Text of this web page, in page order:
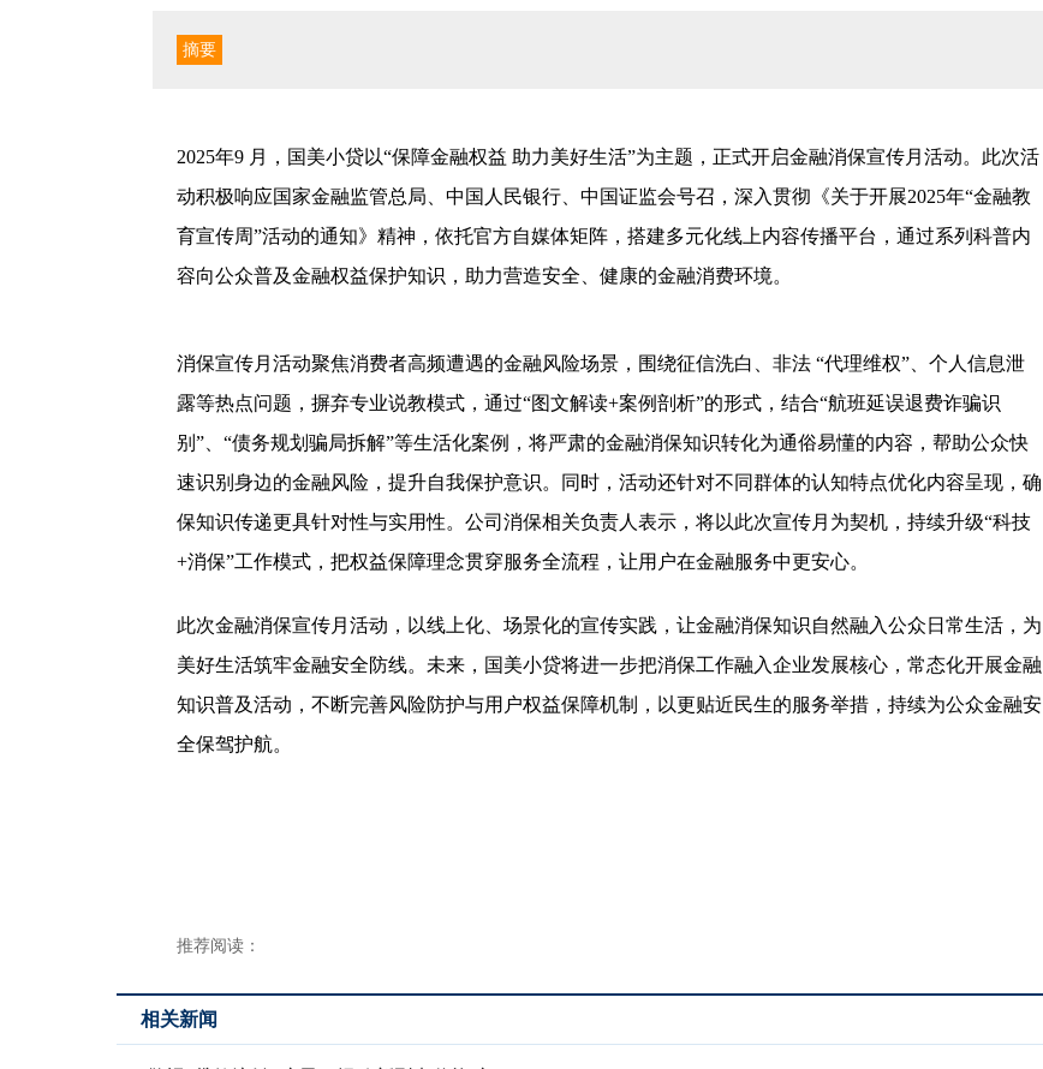
摘要
2025年9 月，国美小贷以“保障金融权益 助力美好生活”为主题，正式开启金融消保宣传月活动。此次活
动积极响应国家金融监管总局、中国人民银行、中国证监会号召，深入贯彻《关于开展2025年“金融教
育宣传周”活动的通知》精神，依托官方自媒体矩阵，搭建多元化线上内容传播平台，通过系列科普内
容向公众普及金融权益保护知识，助力营造安全、健康的金融消费环境。
消保宣传月活动聚焦消费者高频遭遇的金融风险场景，围绕征信洗白、非法 “代理维权”、个人信息泄
露等热点问题，摒弃专业说教模式，通过“图文解读+案例剖析”的形式，结合“航班延误退费诈骗识
别”、“债务规划骗局拆解”等生活化案例，将严肃的金融消保知识转化为通俗易懂的内容，帮助公众快
速识别身边的金融风险，提升自我保护意识。同时，活动还针对不同群体的认知特点优化内容呈现，确
保知识传递更具针对性与实用性。公司消保相关负责人表示，将以此次宣传月为契机，持续升级“科技
+消保”工作模式，把权益保障理念贯穿服务全流程，让用户在金融服务中更安心。
此次金融消保宣传月活动，以线上化、场景化的宣传实践，让金融消保知识自然融入公众日常生活，为
美好生活筑牢金融安全防线。未来，国美小贷将进一步把消保工作融入企业发展核心，常态化开展金融
知识普及活动，不断完善风险防护与用户权益保障机制，以更贴近民生的服务举措，持续为公众金融安
全保驾护航。
推荐阅读：
相关新闻